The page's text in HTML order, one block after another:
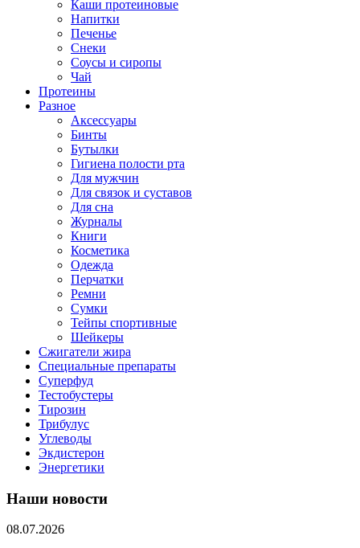
Каши протеиновые
Напитки
Печенье
Снеки
Соусы и сиропы
Чай
Протеины
Разное
Аксессуары
Бинты
Бутылки
Гигиена полости рта
Для мужчин
Для связок и суставов
Для сна
Журналы
Книги
Косметика
Одежда
Перчатки
Ремни
Сумки
Тейпы спортивные
Шейкеры
Сжигатели жира
Специальные препараты
Суперфуд
Тестобустеры
Тирозин
Трибулус
Углеводы
Экдистерон
Энергетики
Наши новости
08.07.2026